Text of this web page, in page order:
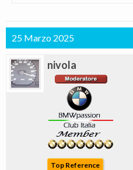
25 Marzo 2025
nivola
Top Reference